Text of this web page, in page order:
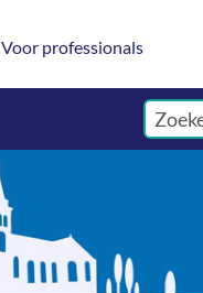
Voor professionals